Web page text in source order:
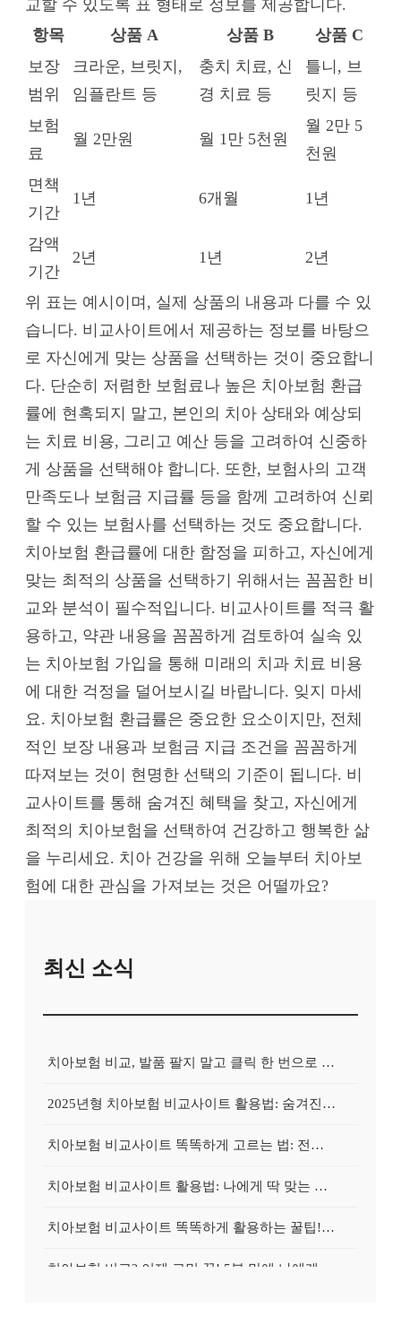
교할 수 있도록 표 형태로 정보를 제공합니다.
항목
상품 A 상품 B
상품 C
보장
범위
크라운, 브릿지,
임플란트 등
충치 치료, 신
경 치료 등
틀니, 브
릿지 등
보험
료
월 2만원 월 1만 5천원
월 2만 5
천원
면책
기간
1년 6개월 1년
감액
기간
2년 1년 2년
위 표는 예시이며, 실제 상품의 내용과 다를 수 있
습니다. 비교사이트에서 제공하는 정보를 바탕으
로 자신에게 맞는 상품을 선택하는 것이 중요합니
다. 단순히 저렴한 보험료나 높은 치아보험 환급
률에 현혹되지 말고, 본인의 치아 상태와 예상되
는 치료 비용, 그리고 예산 등을 고려하여 신중하
게 상품을 선택해야 합니다. 또한, 보험사의 고객
만족도나 보험금 지급률 등을 함께 고려하여 신뢰
할 수 있는 보험사를 선택하는 것도 중요합니다.
치아보험 환급률에 대한 함정을 피하고, 자신에게
맞는 최적의 상품을 선택하기 위해서는 꼼꼼한 비
교와 분석이 필수적입니다. 비교사이트를 적극 활
용하고, 약관 내용을 꼼꼼하게 검토하여 실속 있
는 치아보험 가입을 통해 미래의 치과 치료 비용
에 대한 걱정을 덜어보시길 바랍니다. 잊지 마세
요. 치아보험 환급률은 중요한 요소이지만, 전체
적인 보장 내용과 보험금 지급 조건을 꼼꼼하게
따져보는 것이 현명한 선택의 기준이 됩니다. 비
교사이트를 통해 숨겨진 혜택을 찾고, 자신에게
최적의 치아보험을 선택하여 건강하고 행복한 삶
을 누리세요. 치아 건강을 위해 오늘부터 치아보
험에 대한 관심을 가져보는 것은 어떨까요?
최신 소식
치아보험 비교, 발품 팔지 말고 클릭 한 번으로 끝내는 비법! 후기 대방출
2025년형 치아보험 비교사이트 활용법: 숨겨진 보험금 100% 환급 전략
치아보험 비교사이트 똑똑하게 고르는 법: 전문가가 알려주는 5가지 꿀팁
치아보험 비교사이트 활용법: 나에게 딱 맞는 보험, 손쉽게 찾는 비법 공개
치아보험 비교사이트 똑똑하게 활용하는 꿀팁! 내 보험금 최대 2배로 불리기